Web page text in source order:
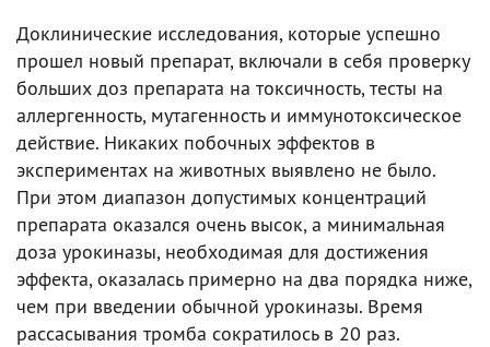
Доклинические исследования, которые успешно
прошел новый препарат, включали в себя проверку
больших доз препарата на токсичность, тесты на
аллергенность, мутагенность и иммунотоксическое
действие. Никаких побочных эффектов в
экспериментах на животных выявлено не было.
При этом диапазон допустимых концентраций
препарата оказался очень высок, а минимальная
доза урокиназы, необходимая для достижения
эффекта, оказалась примерно на два порядка ниже,
чем при введении обычной урокиназы. Время
рассасывания тромба сократилось в 20 раз.